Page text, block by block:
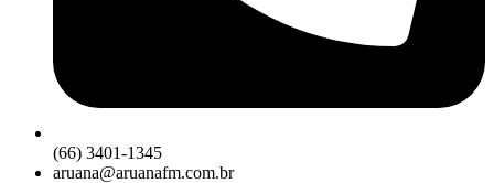
(66) 3401-1345
aruana@aruanafm.com.br